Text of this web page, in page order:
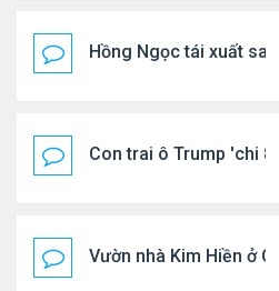
Hồng Ngọc tái xuất sau
Con trai ô Trump 'chi
Vườn nhà Kim Hiền ở